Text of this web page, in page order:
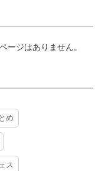
ージはありません。
め
ス